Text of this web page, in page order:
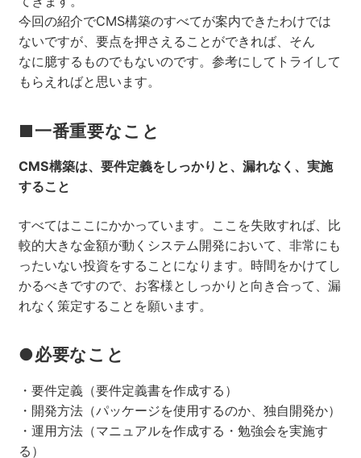
今回の紹介でCMS構築のすべてが案内できたわけでは
ないですが、要点を押さえることができれば、そん
なに臆するものでもないのです。参考にしてトライして
もらえればと思います。
■一番重要なこと
CMS構築は、要件定義をしっかりと、漏れなく、実施
すること
すべてはここにかかっています。ここを失敗すれば、比
較的大きな金額が動くシステム開発において、非常にも
ったいない投資をすることになります。時間をかけてし
かるべきですので、お客様としっかりと向き合って、漏
れなく策定することを願います。
●必要なこと
・要件定義（要件定義書を作成する）
・開発方法（パッケージを使用するのか、独自開発か）
・運用方法（マニュアルを作成する・勉強会を実施す
る）